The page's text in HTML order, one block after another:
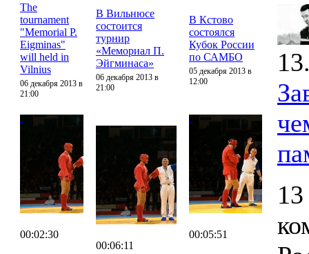
The
tournament
"Memorial P.
Eigminas"
will held in
Vilnius
06 декабря 2013 в
21:00
В Вильнюсе
состоится
турнир
«Мемориал П.
Эйгминаса»
06 декабря 2013 в
21:00
В Кстово
состоялся
Кубок России
по САМБО
05 декабря 2013 в
12:00
00:02:30
00:06:11
00:05:51